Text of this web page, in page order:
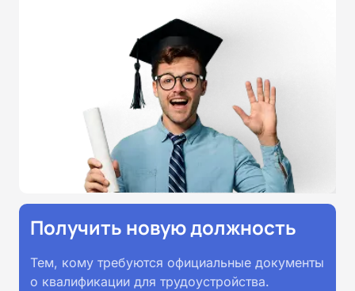
государственными
образовательными стандартами
профессионального образования.
Удостоверения и дипломы о
прохождении обучения
принимаются работодателями по
всей России.
Получить новую должность
Тем, кому требуются официальные документы
о квалификации для трудоустройства.